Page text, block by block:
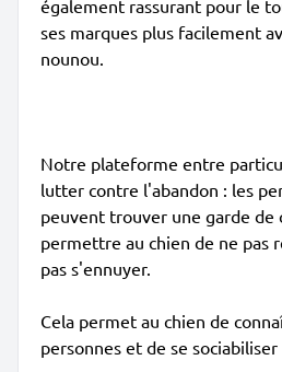
également rassurant pour le
ses marques plus facilement
nounou.
Notre plateforme entre
lutter contre l'abandon : les
peuvent trouver une garde de
permettre au chien de ne pas
pas s'ennuyer.
Cela permet au chien de
personnes et de se sociabiliser